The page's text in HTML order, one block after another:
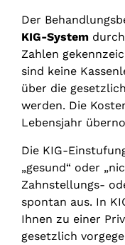
Der
KIG-System
Zahlen
sind keine
über die
werden. Die
Lebensjahr
Die KIG-
„gesund“ oder
Zahnstellungs-
spontan aus. In
Ihnen zu einer
gesetzlich